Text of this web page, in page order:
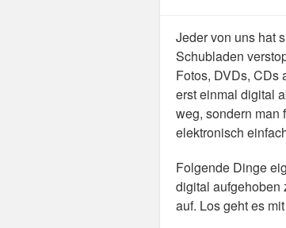
Jeder von uns hat
Schubladen
Fotos, DVDs, CDs
erst einmal digital
weg, sondern man
elektronisch
Folgende Dinge
digital aufgehoben
auf. Los geht es